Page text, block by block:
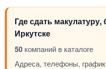
Где сдать макулатуру,
Иркутске
50 компаний в каталоге
Адреса, телефоны,